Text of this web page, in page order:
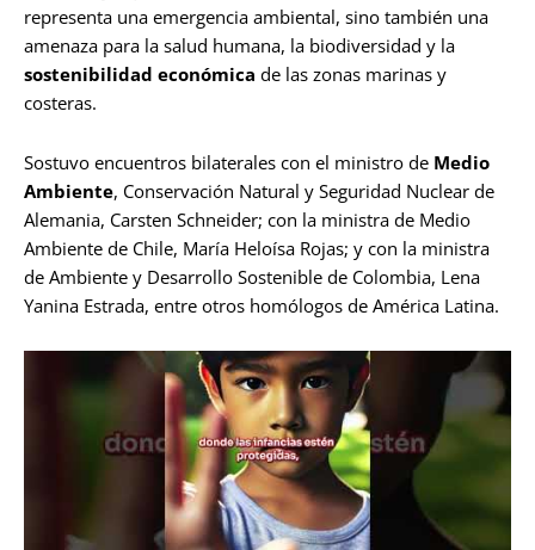
representa una emergencia ambiental, sino también una
amenaza para la salud humana, la biodiversidad y la
sostenibilidad económica de las zonas marinas y
costeras.
Sostuvo encuentros bilaterales con el ministro de Medio
Ambiente, Conservación Natural y Seguridad Nuclear de
Alemania, Carsten Schneider; con la ministra de Medio
Ambiente de Chile, María Heloísa Rojas; y con la ministra
de Ambiente y Desarrollo Sostenible de Colombia, Lena
Yanina Estrada, entre otros homólogos de América Latina.